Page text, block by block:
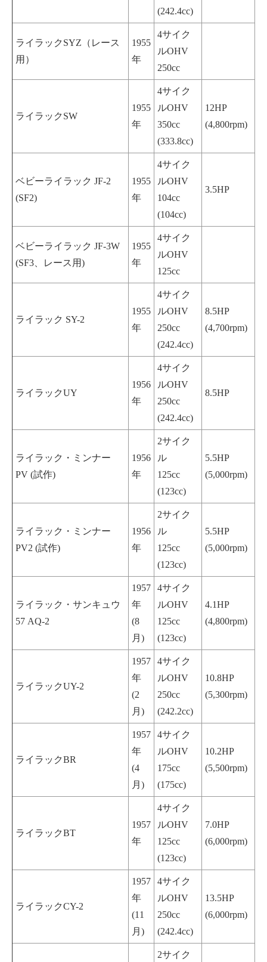
(242.4cc)
ライラックSYZ（レース
用）
1955
年
4サイク
ルOHV
250cc
ライラックSW
1955
年
4サイク
ルOHV
350cc
(333.8cc)
12HP
(4,800rpm)
ベビーライラック JF-2
(SF2)
1955
年
4サイク
ルOHV
104cc
(104cc)
3.5HP
ベビーライラック JF-3W
(SF3、レース用)
1955
年
4サイク
ルOHV
125cc
ライラック SY-2
1955
年
4サイク
ルOHV
250cc
(242.4cc)
8.5HP
(4,700rpm)
ライラックUY
1956
年
4サイク
ルOHV
250cc
(242.4cc)
8.5HP
ライラック・ミンナー
PV (試作)
1956
年
2サイク
ル
125cc
(123cc)
5.5HP
(5,000rpm)
ライラック・ミンナー
PV2 (試作)
1956
年
2サイク
ル
125cc
(123cc)
5.5HP
(5,000rpm)
ライラック・サンキュウ
57 AQ-2
1957
年
(8
月)
4サイク
ルOHV
125cc
(123cc)
4.1HP
(4,800rpm)
ライラックUY-2
1957
年
(2
月)
4サイク
ルOHV
250cc
(242.2cc)
10.8HP
(5,300rpm)
ライラックBR
1957
年
(4
月)
4サイク
ルOHV
175cc
(175cc)
10.2HP
(5,500rpm)
ライラックBT
1957
年
4サイク
ルOHV
125cc
(123cc)
7.0HP
(6,000rpm)
ライラックCY-2
1957
年
(11
月)
4サイク
ルOHV
250cc
(242.4cc)
13.5HP
(6,000rpm)
2サイク